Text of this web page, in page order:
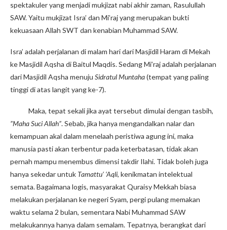
spektakuler yang menjadi mukjizat nabi akhir zaman, Rasulullah
SAW. Yaitu mukjizat Isra’ dan Mi’raj yang merupakan bukti
kekuasaan Allah SWT dan kenabian Muhammad SAW.
Isra’ adalah perjalanan di malam hari dari Masjidil Haram di Mekah
ke Masjidil Aqsha di Baitul Maqdis. Sedang Mi’raj adalah perjalanan
dari Masjidil Aqsha menuju Sidratul Muntaha(tempat yang paling
tinggi di atas langit yang ke-7).
Maka, tepat sekali jika ayat tersebut dimulai dengan tasbih,
”Maha Suci Allah”. Sebab, jika hanya mengandalkan nalar dan
kemampuan akal dalam menelaah peristiwa agung ini, maka
manusia pasti akan terbentur pada keterbatasan, tidak akan
pernah mampu menembus dimensi takdir Ilahi. Tidak boleh juga
hanya sekedar untuk Tamattu’ ‘Aqli, kenikmatan intelektual
semata. Bagaimana logis, masyarakat Quraisy Mekkah biasa
melakukan perjalanan ke negeri Syam, pergi pulang memakan
waktu selama 2 bulan, sementara Nabi Muhammad SAW
melakukannya hanya dalam semalam. Tepatnya, berangkat dari